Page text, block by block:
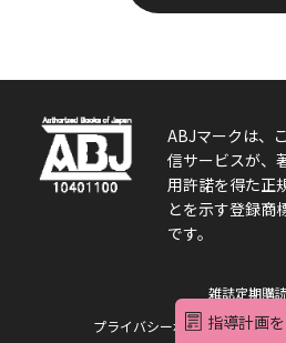
ABJマークは、
信サービスが、
用許諾を得た正
とを示す登録商
です。
雑誌定期購
プライバシーポリシー/ソーシ
指導計画